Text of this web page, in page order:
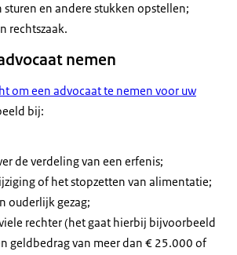
sturen en andere stukken opstellen;
rechtszaak.
nemen
om een advocaat te nemen voor uw
bij:
de verdeling van een erfenis;
of het stopzetten van alimentatie;
ouderlijk gezag;
rechter (het gaat hierbij bijvoorbeeld
geldbedrag van meer dan € 25.000 of